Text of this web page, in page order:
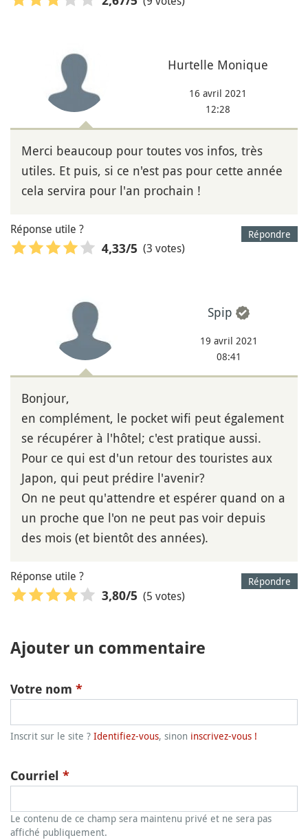
Hurtelle Monique
16 avril 2021
12:28
Merci beaucoup pour toutes vos infos, très
utiles. Et puis, si ce n'est pas pour cette année
cela servira pour l'an prochain !
Répondre
Réponse utile ?
4,33/5 (3 votes)
Spip
19 avril 2021
08:41
Bonjour,
en complément, le pocket wifi peut également
se récupérer à l'hôtel; c'est pratique aussi.
Pour ce qui est d'un retour des touristes aux
Japon, qui peut prédire l'avenir?
On ne peut qu'attendre et espérer quand on a
un proche que l'on ne peut pas voir depuis
des mois (et bientôt des années).
Répondre
Réponse utile ?
3,80/5 (5 votes)
Ajouter un commentaire
Votre nom *
Inscrit sur le site ? Identifiez-vous, sinon inscrivez-vous !
Courriel *
Le contenu de ce champ sera maintenu privé et ne sera pas
affiché publiquement.